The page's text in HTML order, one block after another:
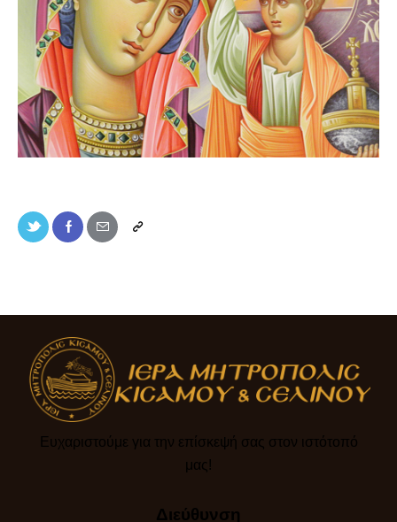
Ευχαριστούμε για την επίσκεψή σας στον ιστότοπό
μας!​
Διεύθυνση